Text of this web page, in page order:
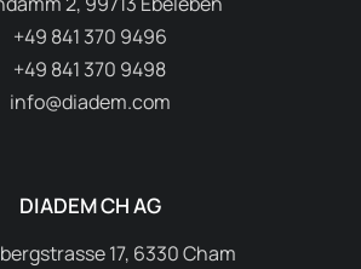
+49 841 370 9496
+49 841 370 9498
info@diadem.com
DIADEM CH AG
17, 6330 Cham